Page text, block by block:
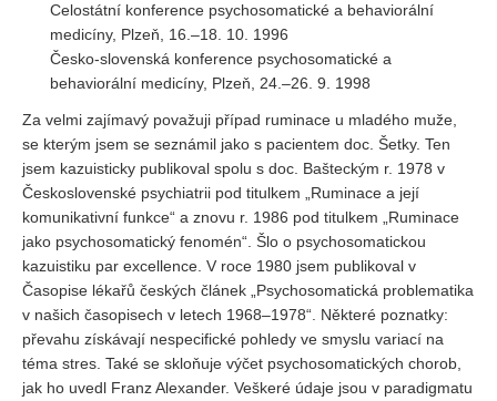
Celostátní konference psychosomatické a behaviorální
medicíny, Plzeň, 16.–18. 10. 1996
Česko-slovenská konference psychosomatické a
behaviorální medicíny, Plzeň, 24.–26. 9. 1998
Za velmi zajímavý považuji případ ruminace u mladého muže,
se kterým jsem se seznámil jako s pacientem doc. Šetky. Ten
jsem kazuisticky publikoval spolu s doc. Bašteckým r. 1978 v
Československé psychiatrii pod titulkem „Ruminace a její
komunikativní funkce“ a znovu r. 1986 pod titulkem „Ruminace
jako psychosomatický fenomén“. Šlo o psychosomatickou
kazuistiku par excellence. V roce 1980 jsem publikoval v
Časopise lékařů českých článek „Psychosomatická problematika
v našich časopisech v letech 1968–1978“. Některé poznatky:
převahu získávají nespecifické pohledy ve smyslu variací na
téma stres. Také se skloňuje výčet psychosomatických chorob,
jak ho uvedl Franz Alexander. Veškeré údaje jsou v paradigmatu